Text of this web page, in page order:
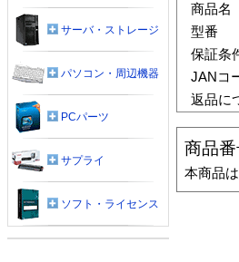
商品名
型番
保証条
JANコ
返品に
商品
本商品
サーバ・ストレージ
パソコン・周辺機器
PCパーツ
サプライ
ソフト・ライセンス